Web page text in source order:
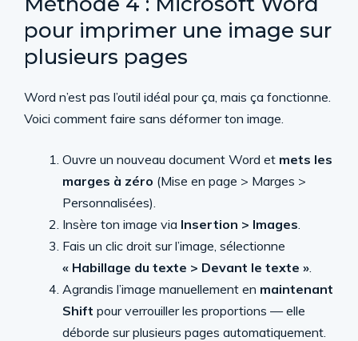
pour imprimer une image sur
plusieurs pages
Word n’est pas l’outil idéal pour ça, mais ça fonctionne.
Voici comment faire sans déformer ton image.
Ouvre un nouveau document Word et mets les
marges à zéro (Mise en page > Marges >
Personnalisées).
Insère ton image via Insertion > Images.
Fais un clic droit sur l’image, sélectionne
« Habillage du texte > Devant le texte ».
Agrandis l’image manuellement en maintenant
Shift pour verrouiller les proportions — elle
déborde sur plusieurs pages automatiquement.